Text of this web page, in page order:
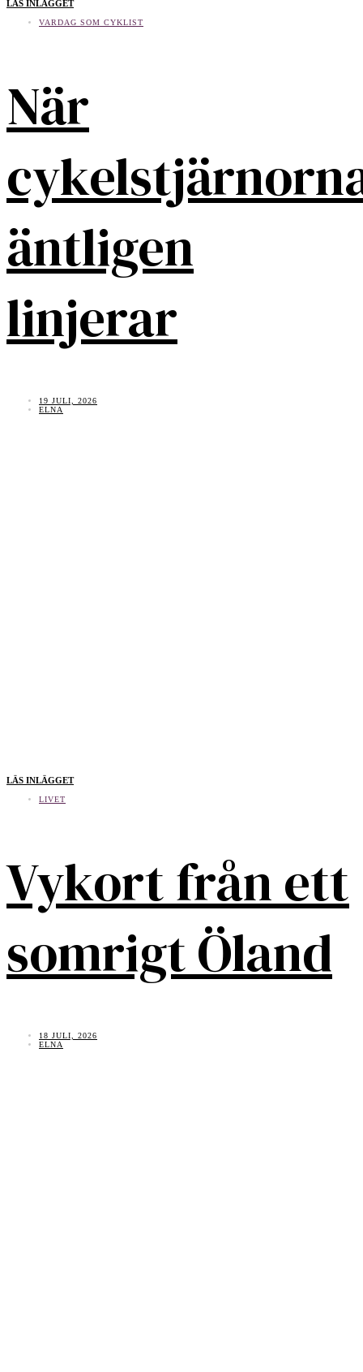
LÄS INLÄGGET
VARDAG SOM CYKLIST
När
äntligen
linjerar
19 JULI, 2026
ELNA
LÄS INLÄGGET
LIVET
Vykort från ett
somrigt Öland
18 JULI, 2026
ELNA